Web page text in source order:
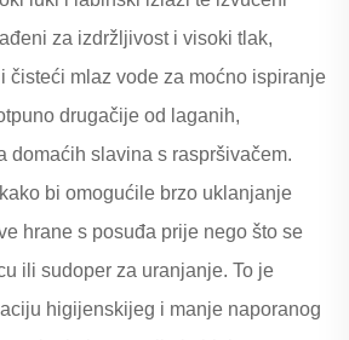
za izdržljivost i visoki tlak,
čisteći mlaz vode za moćno ispiranje
drugačije od laganih,
domaćih slavina s raspršivačem.
bi omogućile brzo uklanjanje
hrane s posuđa prije nego što se
ili sudoper za uranjanje. To je
higijenskijeg i manje naporanog